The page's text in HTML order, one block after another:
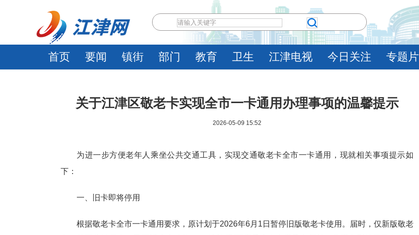
首页 要闻 镇街 部门 教育 卫生 江津电视 今日关注 专题片
关于江津区敬老卡实现全市一卡通用办理事项的温馨提示
2026-05-09 15:52
为进一步方便老年人乘坐公共交通工具，实现交通敬老卡全市一卡通用，现就相关事项提示如
下：
一、旧卡即将停用‌
根据敬老卡全市一卡通用要求，原计划于2026年6月1日暂停旧版敬老卡使用。届时，仅新版敬老